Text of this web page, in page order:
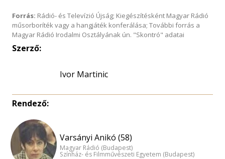
Forrás: Rádió- és Televízió Újság; Kiegészítésként Magyar Rádió
műsorboríték vagy a hangjáték konferálása; További forrás a
Magyar Rádió Irodalmi Osztályának ún. "Skontró" adatai
Szerző:
Ivor Martinic
Rendező:
Varsányi Anikó (58)
Magyar Rádió (Budapest)
Színház- és Filmművészeti Egyetem (Budapest)